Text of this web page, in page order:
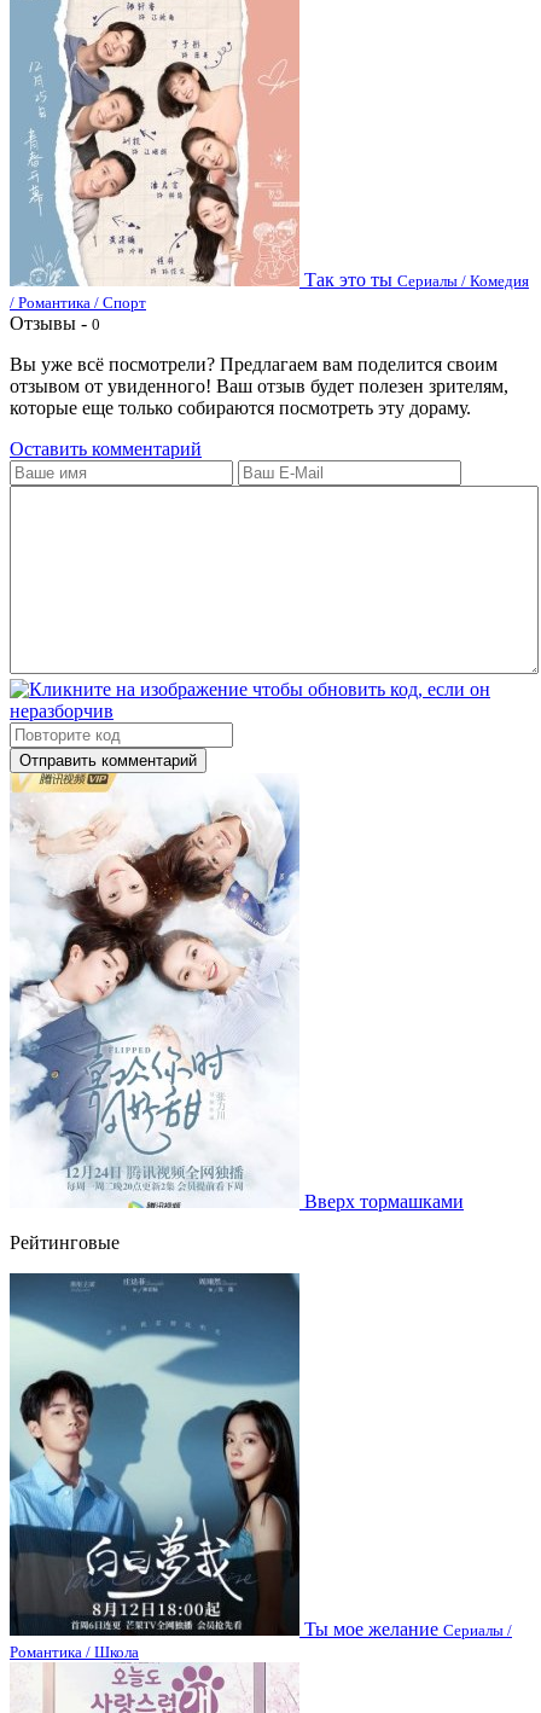
Так это ты Сериалы / Комедия
/ Романтика / Спорт
Отзывы - 0
Вы уже всё посмотрели? Предлагаем вам поделится своим
отзывом от увиденного! Ваш отзыв будет полезен зрителям,
которые еще только собираются посмотреть эту дораму.
Оставить комментарий
Отправить комментарий
Вверх тормашками
Рейтинговые
Ты мое желание Сериалы /
Романтика / Школа